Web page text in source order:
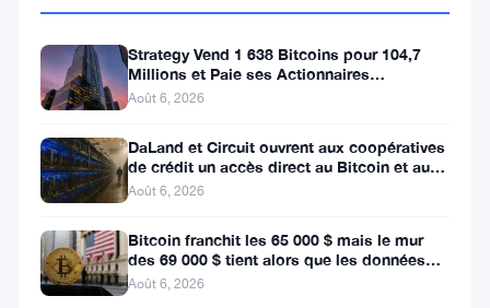
déclaré
que
Strategy
devrait
vendre
milliards
Strategy Vend 1 638 Bitcoins pour 104,7
Millions et Paie ses Actionnaires
Privilégiés
Août 6, 2026
DaLand et Circuit ouvrent aux coopératives
de crédit un accès direct au Bitcoin et aux
actifs numériques
Août 6, 2026
Bitcoin franchit les 65 000 $ mais le mur
des 69 000 $ tient alors que les données
sur l’emploi se profilent
Août 6, 2026